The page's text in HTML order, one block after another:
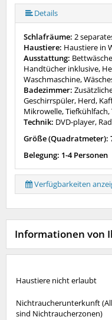
mehr (11 ) »
mehr (11 ) »
mehr (11 ) »
mehr (11 ) »
mehr (11 ) »
mehr (11 ) »
mehr (11 ) »
Details
Schlafräume: 2
Haustiere: Haustiere in
Ausstattung:
Handtücher inklusive,
Waschmaschine,
Badezimmer:
Geschirrspüler, Herd,
Mikrowelle,
Technik: DVD-player,
Größe (Quadratmeter):
Belegung: 1-4 Personen
Verfügbarkeiten
Informationen von
Haustiere nicht erlaubt
Nichtraucherunterkunft
sind Nichtraucherzonen)